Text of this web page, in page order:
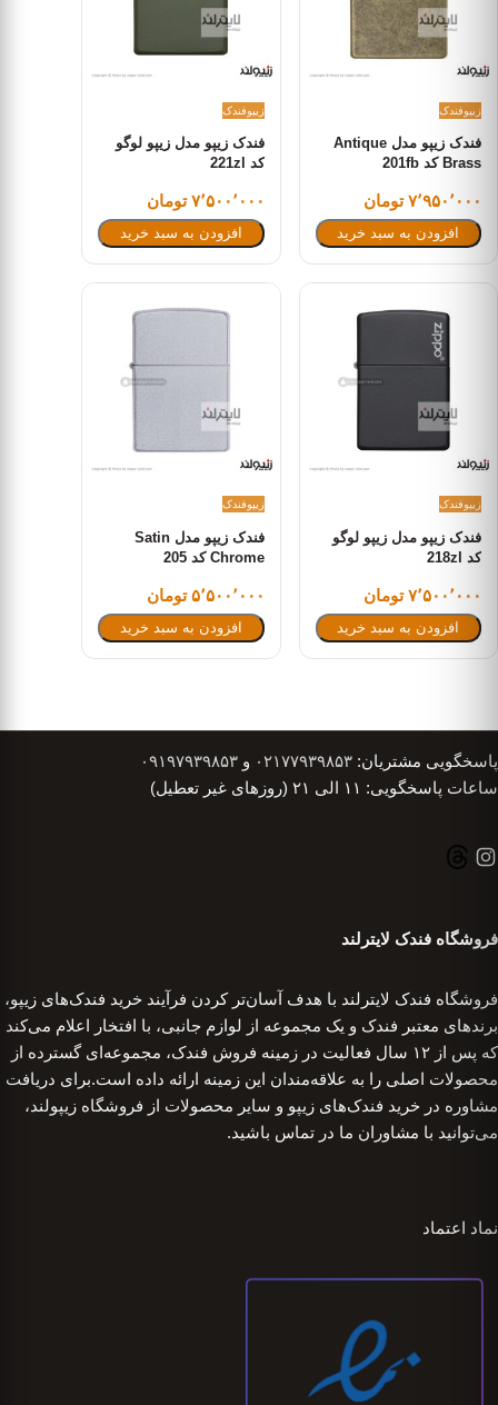
زیپوفندک
فندک زیپو مدل Antique
Brass کد 201fb
۷٬۹۵۰٬۰۰۰ تومان
افزودن به سبد خرید
زیپوفندک
فندک زیپو مدل زیپو لوگو
کد 221zl
۷٬۵۰۰٬۰۰۰ تومان
افزودن به سبد خرید
زیپوفندک
فندک زیپو مدل زیپو لوگو
کد 218zl
۷٬۵۰۰٬۰۰۰ تومان
افزودن به سبد خرید
زیپوفندک
فندک زیپو مدل Satin
Chrome کد 205
۵٬۵۰۰٬۰۰۰ تومان
افزودن به سبد خرید
پاسخگویی مشتریان: ۰۲۱۷۷۹۳۹۸۵۳ و ۰۹۱۹۷۹۳۹۸۵۳
ساعات پاسخگویی: ۱۱ الی ۲۱ (روزهای غیر تعطیل)
فروشگاه فندک لایترلند
فروشگاه فندک لایترلند با هدف آسان‌تر کردن فرآیند خرید فندک‌های زیپو،
برندهای معتبر فندک و یک مجموعه از لوازم جانبی، با افتخار اعلام می‌کند
که پس از ۱۲ سال فعالیت در زمینه فروش فندک، مجموعه‌ای گسترده از
محصولات اصلی را به علاقه‌مندان این زمینه ارائه داده است.برای دریافت
مشاوره در خرید فندک‌های زیپو و سایر محصولات از فروشگاه زیپولند،
می‌توانید با مشاوران ما در تماس باشید.
نماد اعتماد